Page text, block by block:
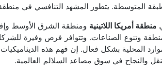
المتوسطة. يتطور المشهد التنافسي في
منطقة أمريكا اللاتينية ومنطقة الشرق الأوسط
وتنوع الصناعات. وتتوافر فرص وفيرة
المحلية بشكل فعال. إن فهم هذه
والنجاح في سوق مصاعد السلالم العالمية.